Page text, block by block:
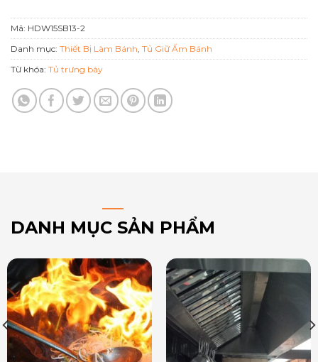
Mã: HDW15SB13-2
Danh mục: Thiết Bị Làm Bánh, Tủ Giữ Ấm Bánh
Từ khóa: Tủ trưng bày
DANH MỤC SẢN PHẨM